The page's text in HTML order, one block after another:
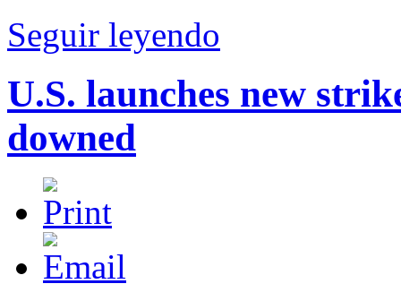
Seguir leyendo
U.S. launches new
downed